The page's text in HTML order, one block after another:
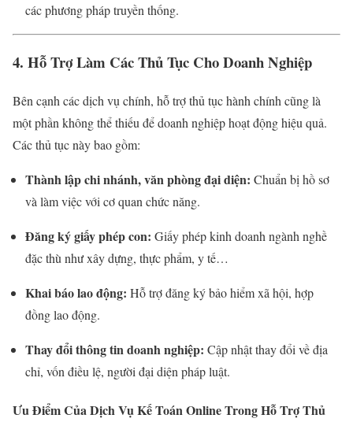
các phương pháp truyền thống.
4. Hỗ Trợ Làm Các Thủ Tục Cho Doanh Nghiệp
Bên cạnh các dịch vụ chính, hỗ trợ thủ tục hành chính cũng là
một phần không thể thiếu để doanh nghiệp hoạt động hiệu quả.
Các thủ tục này bao gồm:
Thành lập chi nhánh, văn phòng đại diện: Chuẩn bị hồ sơ
và làm việc với cơ quan chức năng.
Đăng ký giấy phép con: Giấy phép kinh doanh ngành nghề
đặc thù như xây dựng, thực phẩm, y tế…
Khai báo lao động: Hỗ trợ đăng ký bảo hiểm xã hội, hợp
đồng lao động.
Thay đổi thông tin doanh nghiệp: Cập nhật thay đổi về địa
chỉ, vốn điều lệ, người đại diện pháp luật.
Ưu Điểm Của Dịch Vụ Kế Toán Online Trong Hỗ Trợ Thủ